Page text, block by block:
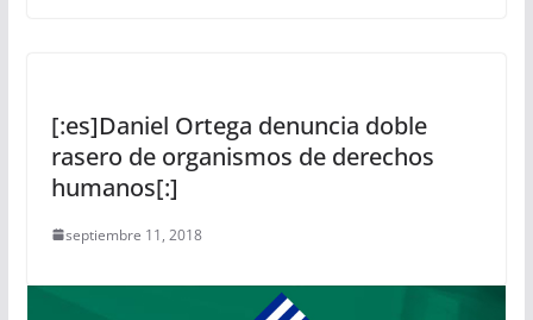
[:es]Daniel Ortega denuncia doble
rasero de organismos de derechos
humanos[:]
septiembre 11, 2018